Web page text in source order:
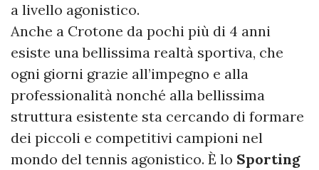
a livello agonistico.
Anche a Crotone da pochi più di 4 anni
esiste una bellissima realtà sportiva, che
ogni giorni grazie all’impegno e alla
professionalità nonché alla bellissima
struttura esistente sta cercando di formare
dei piccoli e competitivi campioni nel
mondo del tennis agonistico. È lo Sporting